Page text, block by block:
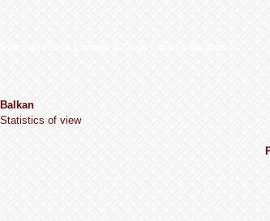
Balkan
Statistics of view